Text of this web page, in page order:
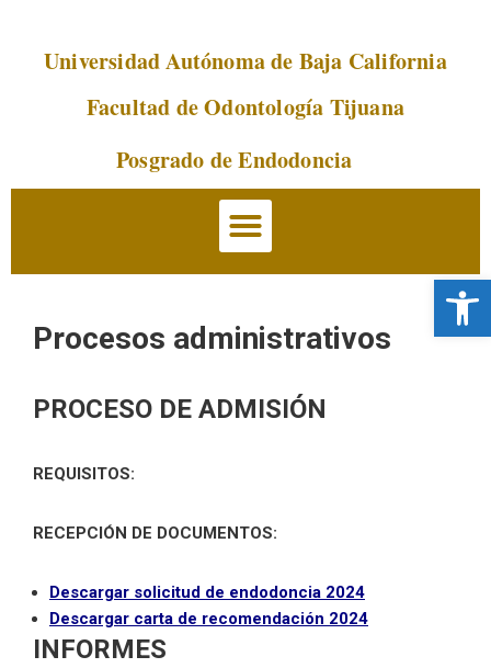
Abrir
SaltarUniversidad Autónoma de Baja California
Facultad de Odontología Tijuana
Posgrado de Endodoncia
Procesos administrativos
PROCESO DE ADMISIÓN
REQUISITOS:
RECEPCIÓN DE DOCUMENTOS:
Descargar solicitud de endodoncia 2024
Descargar carta de recomendación 2024
INFORMES